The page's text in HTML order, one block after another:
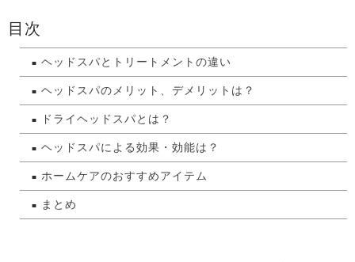
目次
ヘッドスパとトリートメントの違い
ヘッドスパのメリット、デメリットは？
ドライヘッドスパとは？
ヘッドスパによる効果・効能は？
ホームケアのおすすめアイテム
まとめ